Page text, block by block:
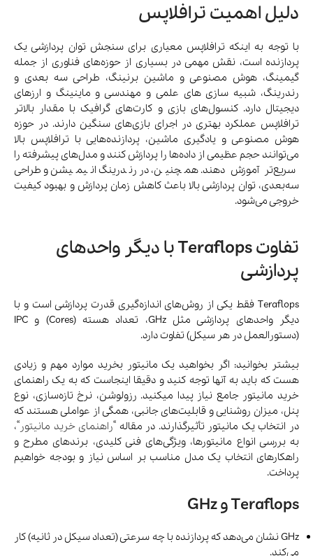
دلیل اهمیت ترافلاپس
با توجه به اینکه ترافلاپس معیاری برای سنجش توان پردازشی یک
پردازنده است، نقش مهمی در بسیاری از حوزه‌های فناوری از جمله
گیمینگ، هوش مصنوعی و ماشین برنینگ، طراحی سه بعدی و
رندرینگ، شبیه سازی های علمی و مهندسی و ماینینگ و ارزهای
دیجیتال دارد. کنسول‌های بازی و کارت‌های گرافیک با مقدار بالاتر
ترافلاپس عملکرد بهتری در اجرای بازی‌های سنگین دارند. در حوزه
هوش مصنوعی و یادگیری ماشین، پردازنده‌هایی با ترافلاپس بالا
می‌توانند حجم عظیمی از داده‌ها را پردازش کنند و مدل‌های پیشرفته را
سریع‌تر آموزش دهند. همچنین، در رندرینگ انیمیشن و طراحی
سه‌بعدی، توان پردازشی بالا باعث کاهش زمان پردازش و بهبود کیفیت
خروجی می‌شود.
تفاوت Teraflops با دیگر واحدهای
پردازشی
Teraflops فقط یکی از روش‌های اندازه‌گیری قدرت پردازشی است و با
دیگر واحدهای پردازشی مثل GHz، تعداد هسته (Cores) و IPC
(دستورالعمل در هر سیکل) تفاوت دارد.
بیشتر بخوانید: اگر بخواهید یک مانیتور بخرید موارد مهم و زیادی
هست که باید به آنها توجه کنید و دقیقا اینجاست که به یک راهنمای
خرید مانیتور جامع نیاز پیدا میکنید. رزولوشن، نرخ تازه‌سازی، نوع
پنل، میزان روشنایی و قابلیت‌های جانبی، همگی از عواملی هستند که
در انتخاب یک مانیتور تأثیرگذارند. در مقاله “راهنمای خرید مانیتور “،
به بررسی انواع مانیتورها، ویژگی‌های فنی کلیدی، برندهای مطرح و
راهکارهای انتخاب یک مدل مناسب بر اساس نیاز و بودجه خواهیم
پرداخت.
Teraflops و GHz
GHz نشان می‌دهد که پردازنده با چه سرعتی (تعداد سیکل در ثانیه) کار
می‌کند.